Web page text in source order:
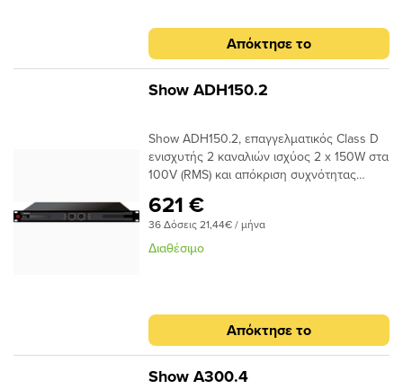
Απόκτησε το
Show ADH150.2
Show ADH150.2, επαγγελματικός Class D
ενισχυτής 2 καναλιών ισχύος 2 x 150W στα
100V (RMS) και απόκριση συχνότητας
να λειτουργήσει στα 70V ή 100V RMS,
διαθέτει Phoenix connectors για τη
σύνδεση των εισόδων και της εξόδου. Η
κατάλληλος για επαγγελματικές
εφαρμογές και εγκαταστάσεις όπως
εμπορικούς χώρους, γραφεία, αίθουσες
συνεδριάσεων κ.α
621 €
36 Δόσεις 21,44€ / μήνα
Διαθέσιμο
Απόκτησε το
Show A300.4